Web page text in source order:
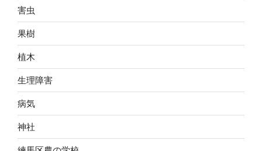
害虫
果樹
植木
生理障害
病気
神社